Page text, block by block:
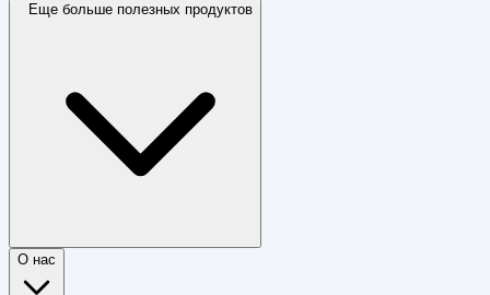
Еще больше полезных продуктов
О нас